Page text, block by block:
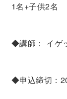
1名+子供2名
◆講師： イゲ
◆申込締切：